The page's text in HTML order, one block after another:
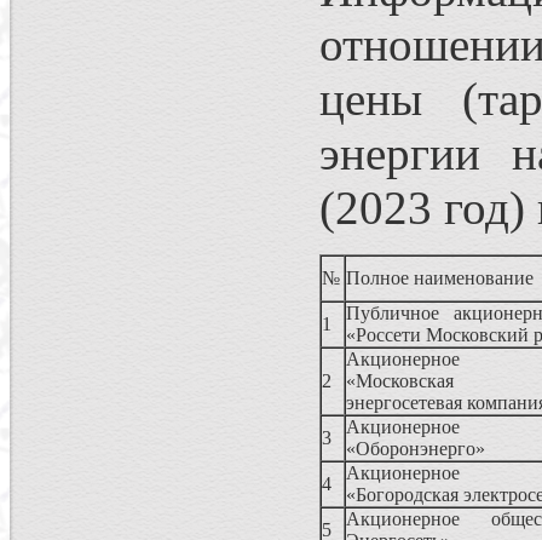
цены
энергии
(2023
№ Полное наименование
1
Публичное
«Россети Московский
2
Акционерное
«Московская
энергосетевая
3
Акционерное
«Оборонэнерго»
4
Акционерное
«Богородская
5
Акционерное